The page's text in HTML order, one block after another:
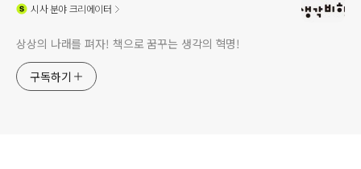
시사분야 크리에이터
상상의 나래를 펴자! 책으로 꿈꾸는 생각의 혁명!
구독하기